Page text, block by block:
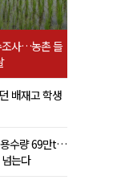
조사…농촌 들
배재고 학생
용수량 69만t…
는다